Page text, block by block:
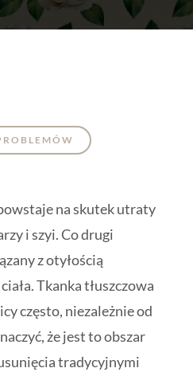
na skutek utraty
i szyi. Co drugi
z otyłością
Tkanka tłuszczowa
często, niezależnie od
że jest to obszar
tradycyjnymi